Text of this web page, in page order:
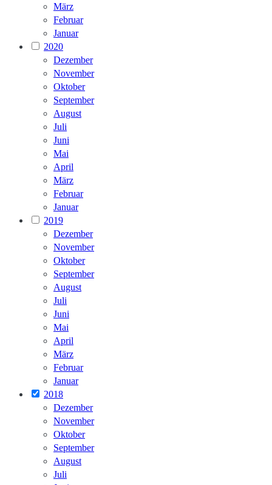
März
Februar
Januar
2020
Dezember
November
Oktober
September
August
Juli
Juni
Mai
April
März
Februar
Januar
2019
Dezember
November
Oktober
September
August
Juli
Juni
Mai
April
März
Februar
Januar
2018
Dezember
November
Oktober
September
August
Juli